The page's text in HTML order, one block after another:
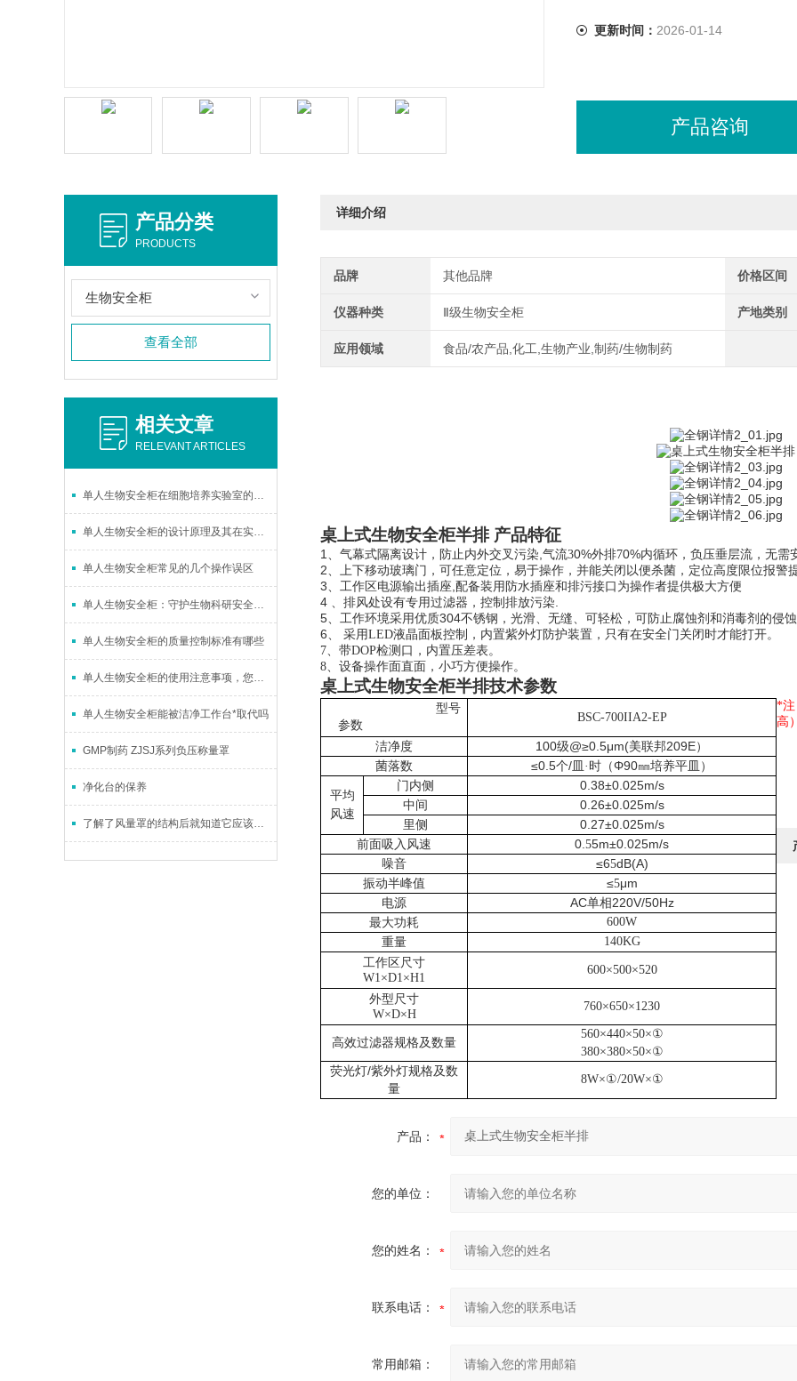
更新时间： 2026-01-14
产品咨询
详细介绍
品牌 其他品牌 价格区间
仪器种类 Ⅱ级生物安全柜 产地类别
应用领域 食品/农产品,化工,生物产业,制药/生物制药
桌上式生物安全柜半排产品特征
1 、 气幕式隔离设计，防止内外交叉污染 气流30%外排70%内循环，负压垂层流 ，无需
2、 上下移动玻璃门，可任意定位，易于操作，并能关闭以便杀菌，定位高度限位报警
3、 工作区电源输出插座 配备装用防水插座和排污接口为操作者提供极大方便
4 、 排风处设有专用过滤器，控制排放污染
5、 工作环境采用优质304不锈钢，光滑、无缝、可轻松，可防止腐蚀剂和消毒剂的侵
6、 采用LED液晶面板控制 ，内置紫外灯防护装置，只有在安全门关闭时才能打开。
7、带DOP检测口，内置压差表。
8、设备操作面直面，小巧方便操作。
桌上式生物安全柜半排技术参数
型号
参数
BSC-700IIA2-EP
洁净度 100级@≥0.5μm(美联邦209E）
菌落数
≤0.5个/ · 时（Φ90㎜培养平皿）
平均
风速
门内侧 0.38±0.025m/s
中间 0.26±0.025m/s
里侧 0.27±0.025m/s
前面吸入风速 0. 55m±0.025m/s
噪音 ≤65dB(A)
振动半峰值 ≤5μm
电源 AC单相 220V/50Hz
最大功耗
600W
重量
140KG
工作区尺寸
W1×D1×H1
600×500×520
外型尺寸
W×D×H
760×650×1230
高效过滤器规格及数量
560×440×50×①
380×380×50×①
荧光灯/紫外灯规格及数
量
8W×①/20W×①
*
高
产品：
您的单位：
您的姓名：
联系电话：
常用邮箱：
产品分类
PRODUCTS
生物安全柜
查看全部
相关文章
RELEVANT ARTICLES
单人生物安全柜在细胞培养实验室的安全与效率优化研究
单人生物安全柜的设计原理及其在实验室中的重要性
单人生物安全柜常见的几个操作误区
单人生物安全柜：守护生物科研安全的屏障
单人生物安全柜的质量控制标准有哪些
单人生物安全柜的使用注意事项，您未必全部知晓
单人生物安全柜能被洁净工作台*取代吗
GMP制药 ZJSJ系列负压称量罩
净化台的保养
了解了风量罩的结构后就知道它应该这么安装